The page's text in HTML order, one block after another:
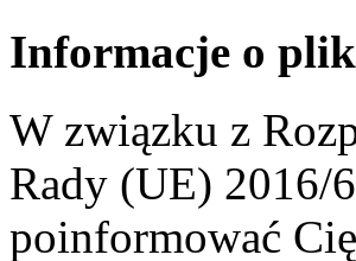
Informacje o
W związku z
Rady (UE) 2016/
poinformować